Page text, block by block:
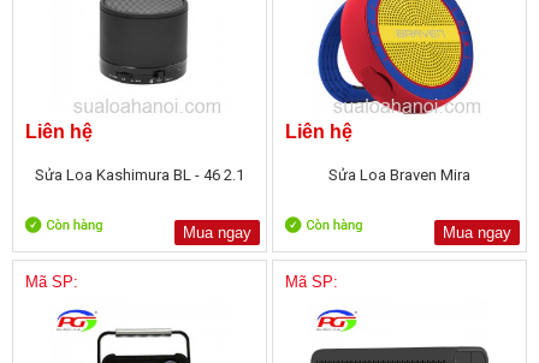
Liên hệ
Sửa Loa Kashimura BL - 46 2.1
Mua ngay
Liên hệ
Sửa Loa Braven Mira
Mua ngay
Mã SP: Mã SP: